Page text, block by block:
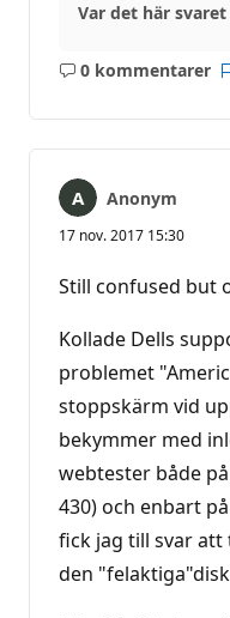
Var det här
0 kommentarer
Inga
Anonym
17 nov. 2017 15:30
Still confused but
Kollade Dells
problemet
stoppskärm vid
bekymmer med
webtester både
430) och enbart
fick jag till svar
den